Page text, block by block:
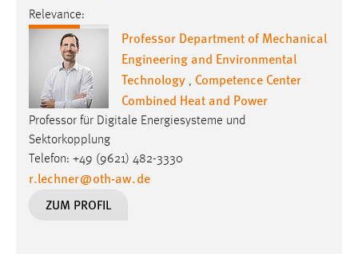
Relevance:
Professor Department of Mechanical
Engineering and Environmental
Technology , Competence Center
Combined Heat and Power
Professor für Digitale Energiesysteme und
Sektorkopplung
Telefon: +49 (9621) 482-3330
r.lechner@oth-aw.de
ZUM PROFIL